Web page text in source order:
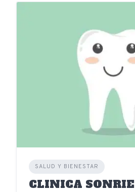
SALUD Y BIENESTAR
CLINICA SONRIE